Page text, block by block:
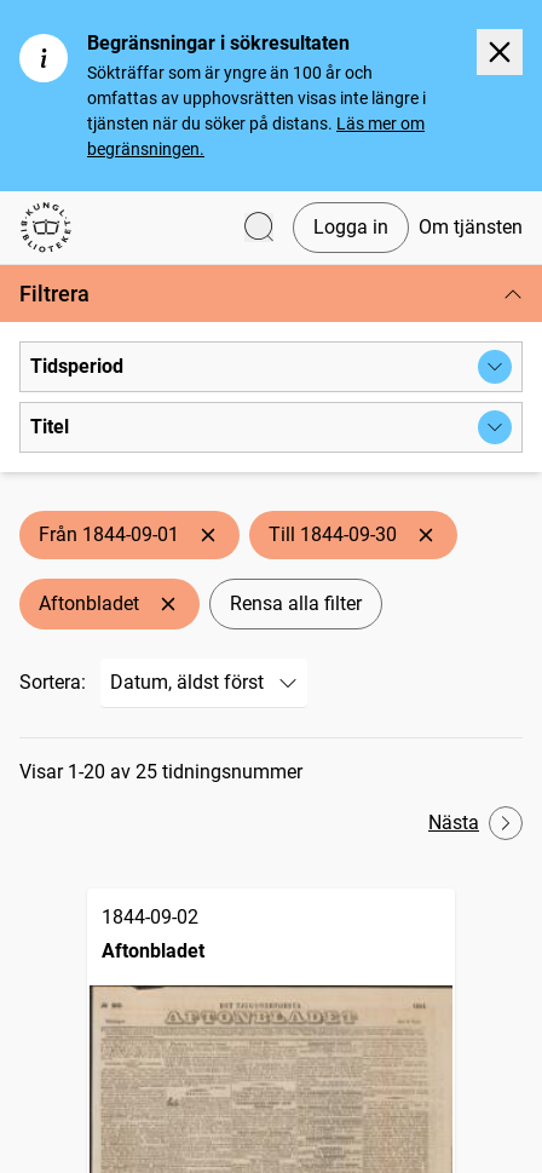
Begränsningar i sökresultaten
Sökträffar som är yngre än 100 år och
omfattas av upphovsrätten visas inte längre i
tjänsten när du söker på distans. Läs mer om
begränsningen.
Svenska tidningar
Logga in Om tjänsten
Filtrera
Tidsperiod
Titel
Från 1844-09-01 Till 1844-09-30
Aftonbladet Rensa alla filter
Sortera:
Sökresultat
Visar 1-20 av 25 tidningsnummer
Nästa
1844-09-02
Aftonbladet